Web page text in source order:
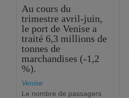
Au cours du
trimestre avril-juin,
le port de Venise a
traité 6,3 millions de
tonnes de
marchandises (-1,2
%).
Venise
Le nombre de passagers